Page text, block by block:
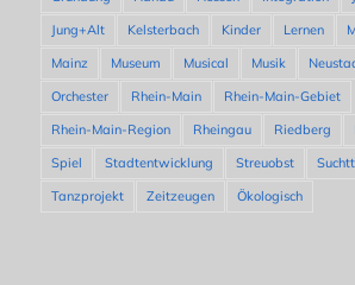
Jung+Alt
Kelsterbach Kinder Lernen
Mainz
Museum Musical Musik
Orchester
Rhein-Main
Rhein-Main-Gebiet
Rhein-Main-Region
Rheingau Riedberg
Spiel
Stadtentwicklung Streuobst
Tanzprojekt
Zeitzeugen Ökologisch